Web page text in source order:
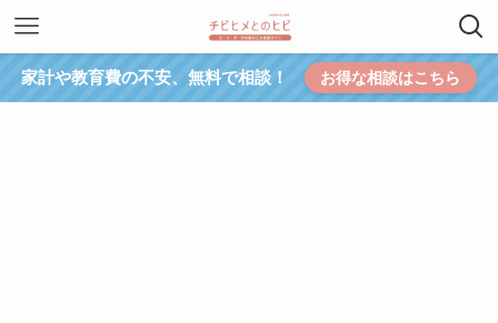
家計や教育費の不安、無料で相談！ お得な相談はこちら